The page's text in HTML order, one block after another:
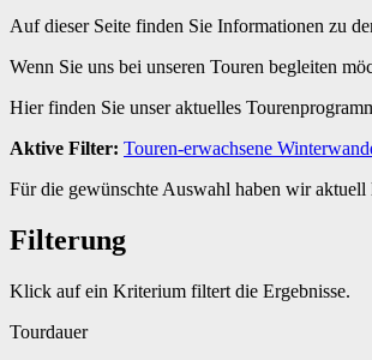
Auf dieser Seite finden Sie Informationen zu
Wenn Sie uns bei unseren Touren begleiten
Hier finden Sie unser aktuelles
Aktive Filter: Touren-erwachsene
Für die gewünschte Auswahl haben wir
Filterung
Klick auf ein Kriterium filtert die Ergebnisse.
Tourdauer